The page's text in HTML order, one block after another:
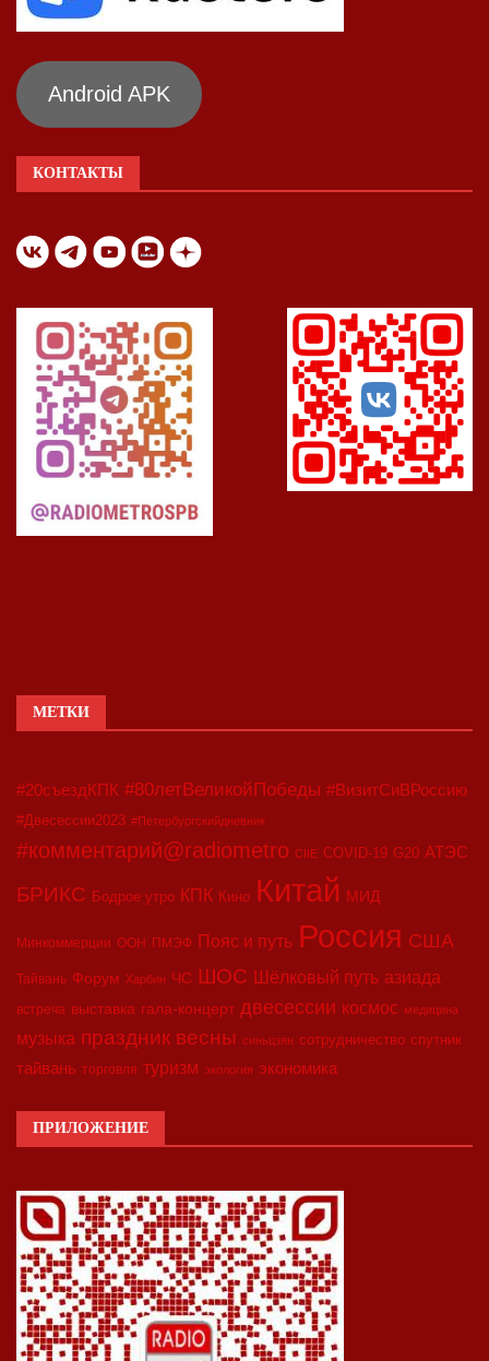
Android APK
КОНТАКТЫ
МЕТКИ
#20съездКПК #80летВеликойПобеды #ВизитСиВРоссию
#Двесессии2023 #Петербургскийдневник
#комментарий@radiometro CIIE COVID-19 G20 АТЭС
БРИКС Бодрое утро КПК Кино Китай МИД
Минкоммерции ООН ПМЭФ Пояс и путь Россия США
Тайвань Форум Харбин ЧС ШОС Шёлковый путь азиада
встреча выставка гала-концерт двесессии космос медицина
музыка праздник весны синьцзян сотрудничество спутник
тайвань торговля туризм экология экономика
ПРИЛОЖЕНИЕ